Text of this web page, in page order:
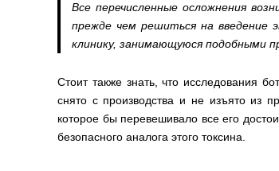
Все перечисленные осложнения
прежде чем решиться на введение
клинику, занимающуюся подобными
Стоит также знать, что исследования
снято с производства и не изъято из
которое бы перевешивало все его
безопасного аналога этого токсина.